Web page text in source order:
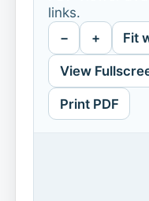
links.
− + Fit
View
Print PDF